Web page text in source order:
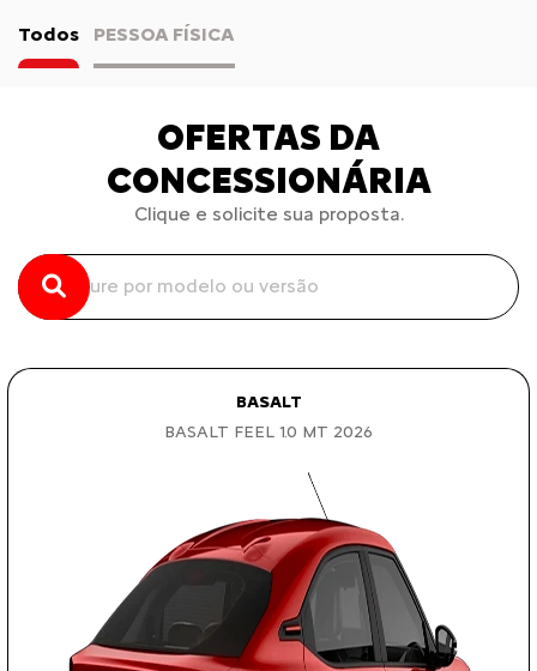
Todos PESSOA FÍSICA
OFERTAS DA
CONCESSIONÁRIA
Clique e solicite sua proposta.
BASALT
BASALT FEEL 1.0 MT 2026